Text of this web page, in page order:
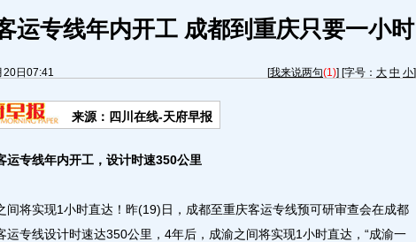
运专线年内开工 成都到重庆只要一小时
20日07:41 [我来说两句(1)] [字号： 大 中 小]
来源：四川在线-天府早报
运专线年内开工，设计时速350公里
将实现1小时直达！昨(19)日，成都至重庆客运专线预可研审查会在成都
运专线设计时速达350公里，4年后，成渝之间将实现1小时直达，“成渝一